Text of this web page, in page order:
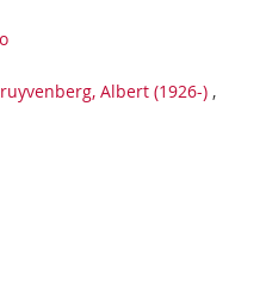
Albert (1926-) ,